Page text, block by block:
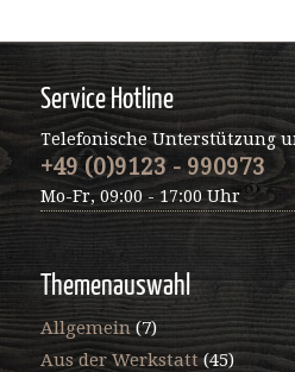
Service Hotline
Telefonische Unterstützung
+49 (0)9123 - 990973
Mo-Fr, 09:00 - 17:00 Uhr
Themenauswahl
Allgemein(7)
Aus der Werkstatt(45)